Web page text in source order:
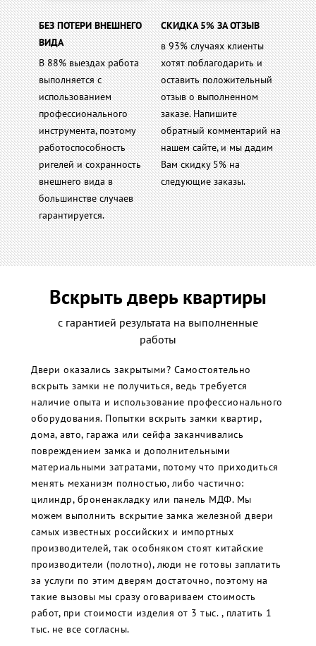
БЕЗ ПОТЕРИ ВНЕШНЕГО
ВИДА
В 88% выездах работа
выполняется с
использованием
профессионального
инструмента, поэтому
работоспособность
ригелей и сохранность
внешнего вида в
большинстве случаев
гарантируется.
СКИДКА 5% ЗА ОТЗЫВ
в 93% случаях клиенты
хотят поблагодарить и
оставить положительный
отзыв о выполненном
заказе. Напишите
обратный комментарий на
нашем сайте, и мы дадим
Вам скидку 5% на
следующие заказы.
Вскрыть дверь квартиры
с гарантией результата на выполненные
работы
Двери оказались закрытыми? Самостоятельно
вскрыть замки не получиться, ведь требуется
наличие опыта и использование профессионального
оборудования. Попытки вскрыть замки квартир,
дома, авто, гаража или сейфа заканчивались
повреждением замка и дополнительными
материальными затратами, потому что приходиться
менять механизм полностью, либо частично:
цилиндр, броненакладку или панель МДФ. Мы
можем выполнить вскрытие замка железной двери
самых известных российских и импортных
производителей, так особняком стоят китайские
производители (полотно), люди не готовы заплатить
за услуги по этим дверям достаточно, поэтому на
такие вызовы мы сразу оговариваем стоимость
работ, при стоимости изделия от 3 тыс. , платить 1
тыс. не все согласны.